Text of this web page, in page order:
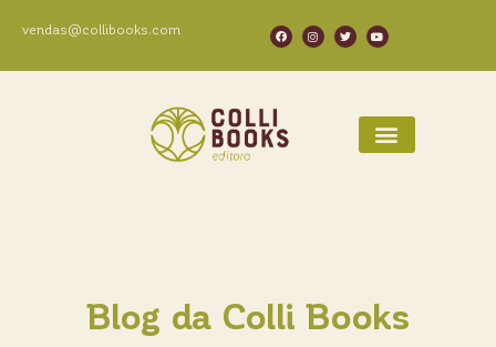
vendas@collibooks.com
Blog da Colli Books